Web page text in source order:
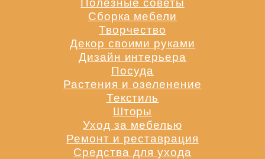
Сборка мебели
Творчество
Декор своими руками
Дизайн интерьера
Посуда
Растения и озеленение
Текстиль
Шторы
Уход за мебелью
Ремонт и реставрация
Средства для ухода